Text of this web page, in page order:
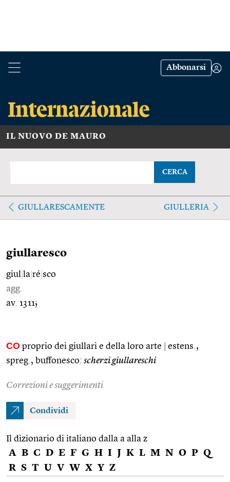
Abbonarsi
IL NUOVO DE MAURO
CERCA
GIULLARESCAMENTE GIULLERIA
giullaresco
giul la ré sco
agg.
av. 1311;
CO proprio dei giullari e della loro arte
estens.,
spreg., buffonesco: scherzi giullareschi
Correzioni e suggerimenti
Condividi
Il dizionario di italiano dalla a alla z
A B C D E F G H I J K L M N O P Q
R S T U V W X Y Z